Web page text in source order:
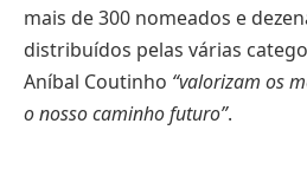
mais de 300 nomeados e
distribuídos pelas várias
Aníbal Coutinho “valorizam os
o nosso caminho futuro”.